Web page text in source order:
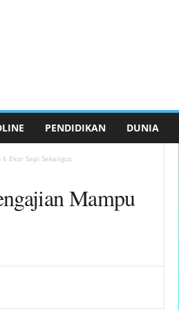
PENDIDIKAN DUNIA
Ekor Sapi Sekaligus
Mampu